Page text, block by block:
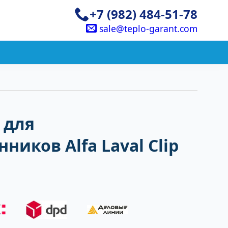
+7 (982) 484-51-78
sale@teplo-garant.com
Alfa Laval Clip